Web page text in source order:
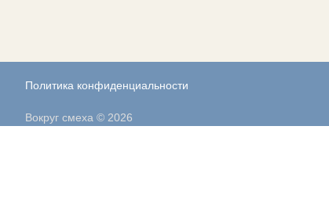
Политика конфиденциальности
Вокруг смеха © 2026